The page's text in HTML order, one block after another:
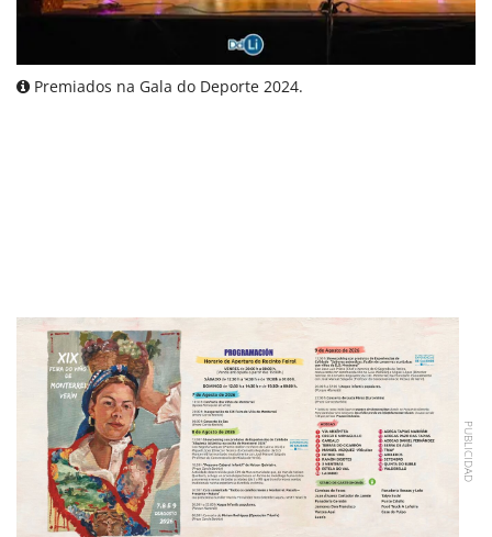
Premiados na Gala do Deporte 2024.